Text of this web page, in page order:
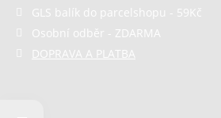
GLS balík do parcelshopu - 59Kč
Osobní odběr - ZDARMA
DOPRAVA A PLATBA